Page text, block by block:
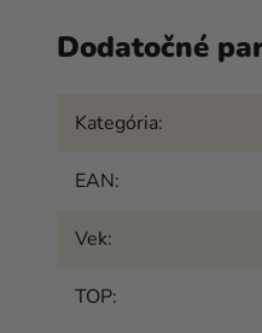
Dodatočné
Kategória:
EAN:
Vek:
TOP: